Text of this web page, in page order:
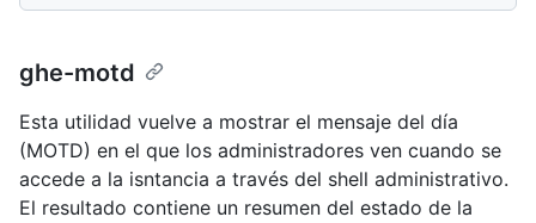
ghe-motd
Esta utilidad vuelve a mostrar el mensaje del día
(MOTD) en el que los administradores ven cuando se
accede a la isntancia a través del shell administrativo.
El resultado contiene un resumen del estado de la